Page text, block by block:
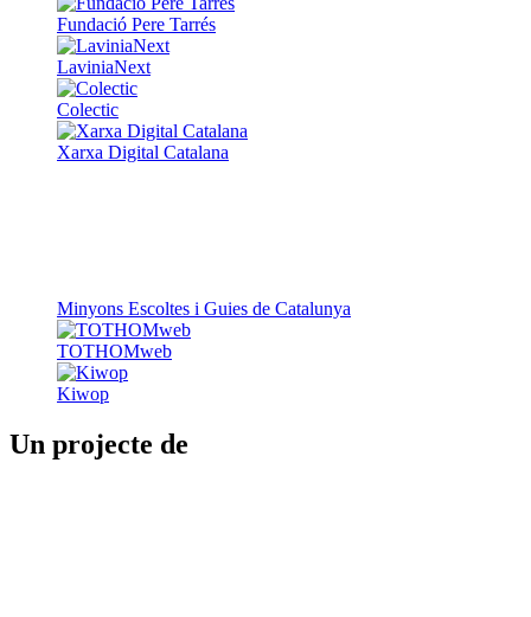
Fundació Pere Tarrés
LaviniaNext
Colectic
Xarxa Digital Catalana
Minyons Escoltes i Guies de Catalunya
TOTHOMweb
Kiwop
Un projecte de